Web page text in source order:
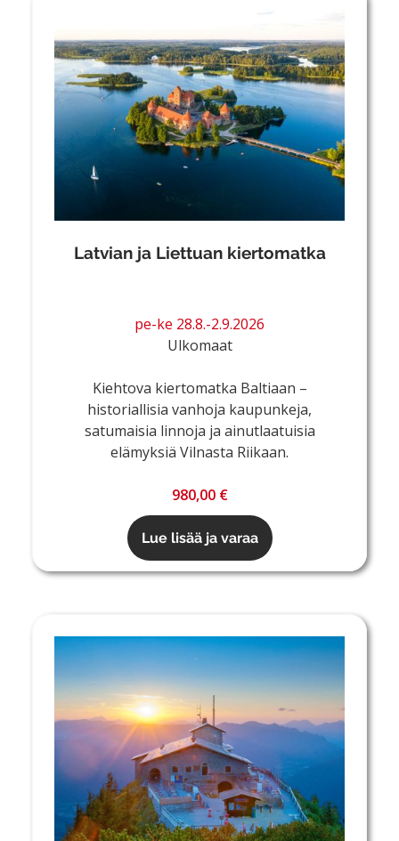
Latvian ja Liettuan kiertomatka
pe-ke 28.8.-2.9.2026
Ulkomaat
Kiehtova kiertomatka Baltiaan –
historiallisia vanhoja kaupunkeja,
satumaisia linnoja ja ainutlaatuisia
elämyksiä Vilnasta Riikaan.
980,00 €
Lue lisää ja varaa